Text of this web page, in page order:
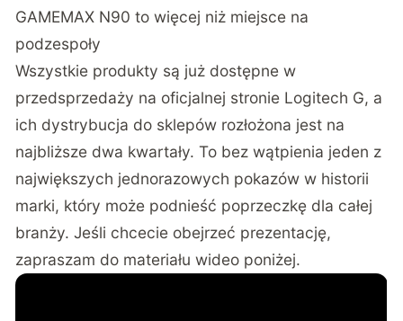
GAMEMAX N90 to więcej niż miejsce na
podzespoły
Wszystkie produkty są już dostępne w
przedsprzedaży na oficjalnej stronie Logitech G, a
ich dystrybucja do sklepów rozłożona jest na
najbliższe dwa kwartały. To bez wątpienia jeden z
największych jednorazowych pokazów w historii
marki, który może podnieść poprzeczkę dla całej
branży. Jeśli chcecie obejrzeć prezentację,
zapraszam do materiału wideo poniżej.